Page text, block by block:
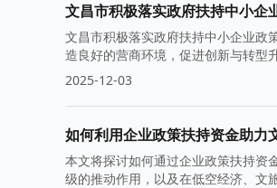
文昌市积极落实政府扶持中小企
文昌市积极落实政府扶持中小企业政
造良好的营商环境，促进创新与转型
2025-12-03
如何利用企业政策扶持资金助力
本文将探讨如何通过企业政策扶持资
级的推动作用，以及在低空经济、文